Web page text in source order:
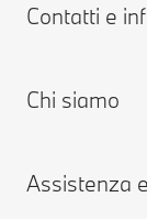
Contatti e
Aiuto & Contatti
Chi siamo
Lavora con noi
Assistenza